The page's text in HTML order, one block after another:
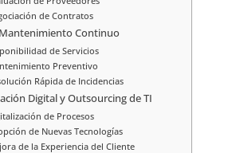
de Contratos
Continuo
de Servicios
Preventivo
Rápida de Incidencias
Digital y Outsourcing de TI
de Procesos
de Nuevas Tecnologías
de la Experiencia del Cliente